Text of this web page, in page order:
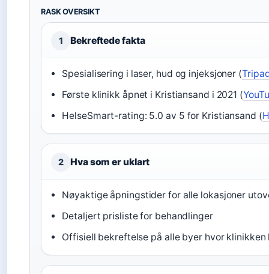
RASK OVERSIKT
1 Bekreftede fakta
Spesialisering i laser, hud og injeksjoner (
Første klinikk åpnet i Kristiansand i 2021 (
HelseSmart-rating: 5.0 av 5 for Kristiansand (
2 Hva som er uklart
Nøyaktige åpningstider for alle lokasjoner
Detaljert prisliste for behandlinger
Offisiell bekreftelse på alle byer hvor klinikken